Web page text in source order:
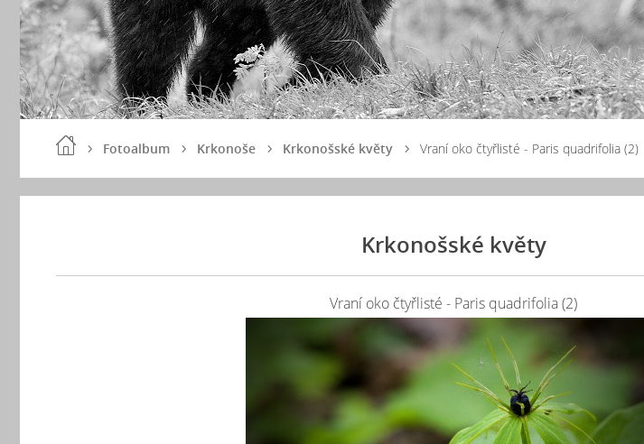
Fotoalbum Krkonoše Krkonošské květy Vraní oko čtyřlisté - Paris quadrifolia (2)
Krkonošské květy
Vraní oko čtyřlisté - Paris quadrifolia (2)